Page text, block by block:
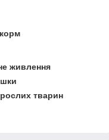
живлення
тварин